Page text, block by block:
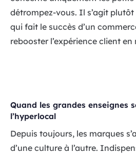
détrompez-vous. Il s’agit plutôt
qui fait le succès d’un
rebooster l’expérience client
Quand les grandes enseignes
l’hyperlocal
Depuis toujours, les marques
d’une culture à l’autre.